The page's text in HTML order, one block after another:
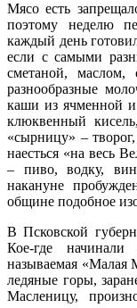
Мясо есть
поэтому неделю
каждый день
если с самыми
сметаной, маслом,
разнообразные
каши из ячменной
клюквенный
«сырницу» –
наесться «на весь
– пиво, водку,
накануне
общине подобное
В Псковской
Кое-где
называемая «Малая
ледяные горы,
Масленицу,